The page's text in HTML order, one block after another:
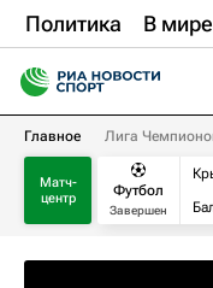
Политика В мире
Главное Лига
Матч-
центр
Футбол
Завершен